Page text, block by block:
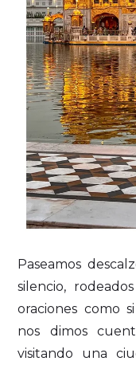
Paseamos
silencio,
oraciones como
nos dimos
visitando una